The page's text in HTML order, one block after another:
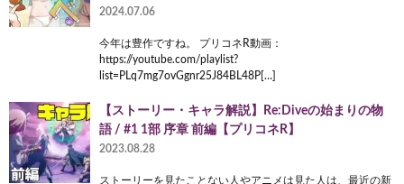
2024.07.06
今年は豊作ですね。 プリコネR動画：
https://youtube.com/playlist?
list=PLq7mg7ovGgnr25J84BL48P[…]
【ストーリー・キャラ解説】Re:Diveの始まりの物
語 / #1 1部 序章 前編【プリコネR】
2023.08.28
ストーリーを見たことない人やアニメは見た人は、最近の新